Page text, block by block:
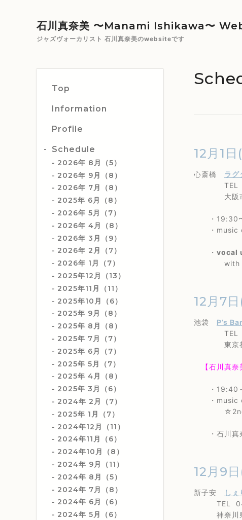
石川真奈美 〜Manami Ishikawa〜
ジャズヴォーカリスト 石川真奈美のwebsiteです
Top
Information
Profile
Schedule
2026年 8月（5）
2026年 9月（8）
2026年 7月（8）
2025年 6月（8）
2026年 5月（7）
2026年 4月（8）
2026年 3月（9）
2026年 2月（7）
2026年 1月（7）
2025年12月（13）
2025年11月（11）
2025年10月（6）
2025年 9月（8）
2025年 8月（8）
2025年 7月（7）
2025年 6月（7）
2025年 5月（7）
2025年 4月（8）
2025年 3月（6）
2024年 2月（7）
2025年 1月（7）
2024年12月（11）
2024年11月（6）
2024年10月（8）
2024年 9月（11）
2024年 8月（5）
2024年 7月（8）
2024年 6月（6）
2024年 5月（6）
12月1日
心斎橋 ラグ
TEL
大阪市中
・19:30
・music
・ vocal
with 星野
12月7
池袋 P’s Bar
TEL
東京都豊
【石川真
・19:40
・music
☆2ndステ
・石川真
12月9
新子安
しぇ
TEL
神奈川県